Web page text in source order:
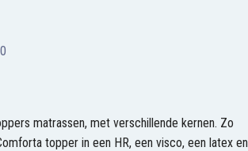
matrassen, met verschillende kernen. Zo
topper in een HR, een visco, een latex en